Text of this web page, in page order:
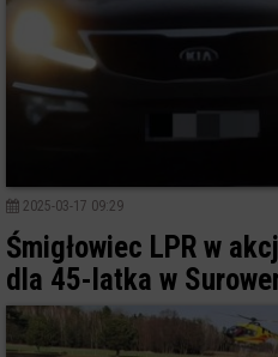
2025-03-17 09:29
Śmigłowiec LPR w
dla 45-latka w